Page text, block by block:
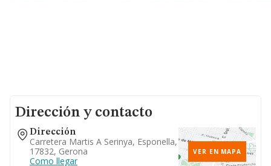
Dirección y contacto
Dirección
Carretera Martis A Serinya, Esponella,
17832, Gerona
Como llegar
VER EN MAPA